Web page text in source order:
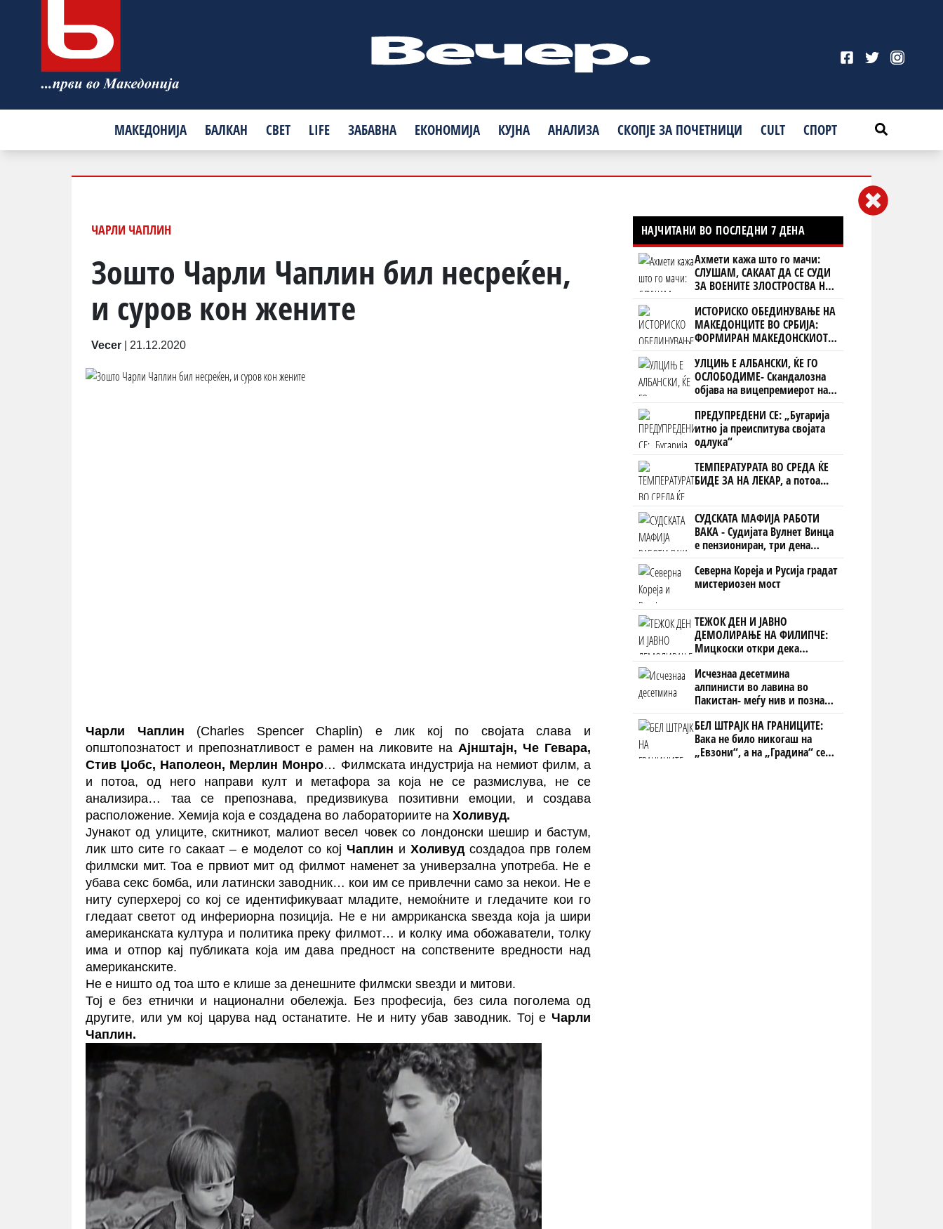
МАКЕДОНИЈА БАЛКАН СВЕТ LIFE ЗАБАВНА ЕКОНОМИЈА КУЈНА АНАЛИЗА СКОПЈЕ ЗА ПОЧЕТНИЦИ CULT СПОРТ
ЧАРЛИ ЧАПЛИН
Зошто Чарли Чаплин бил несреќен,
и суров кон жените
Vecer 21.12.2020
Чарли Чаплин (Charles Spencer Chaplin) е лик кој по својата слава и
општопознатост и препознатливост е рамен на ликовите на Ајнштајн, Че Гевара,
Стив Џобс, Наполеон, Мерлин Монро… Филмската индустрија на немиот филм, а
и потоа, од него направи култ и метафора за која не се размислува, не се
анализира… таа се препознава, предизвикува позитивни емоции, и создава
расположение. Хемија која е создадена во лабораториите на Холивуд.
Јунакот од улиците, скитникот, малиот весел човек со лондонски шешир и бастум,
лик што сите го сакаат – е моделот со кој Чаплин и Холивуд создадоа прв голем
филмски мит. Тоа е првиот мит од филмот наменет за универзална употреба. Не е
убава секс бомба, или латински заводник… кои им се привлечни само за некои. Не е
ниту суперхерој со кој се идентификуваат младите, немоќните и гледачите кои го
гледаат светот од инфериорна позиција. Не е ни амрриканска ѕвезда која ја шири
американската култура и политика преку филмот… и колку има обожаватели, толку
има и отпор кај публиката која им дава предност на сопствените вредности над
американските.
Не е ништо од тоа што е клише за денешните филмски ѕвезди и митови.
Тој е без етнички и национални обележја. Без професија, без сила поголема од
другите, или ум кој царува над останатите. Не и ниту убав заводник. Тој е Чарли
Чаплин.
НАЈЧИТАНИ ВО ПОСЛЕДНИ 7 ДЕНА
Ахмети кажа што го мачи:
СЛУШАМ, САКААТ ДА СЕ СУДИ
ЗА ВОЕНИТЕ ЗЛОСТРОСТВА НА
УЧК...
ИСТОРИСКО ОБЕДИНУВАЊЕ НА
МАКЕДОНЦИТЕ ВО СРБИЈА:
ФОРМИРАН МАКЕДОНСКИОТ
НАЦИОНАЛЕН СОЈУЗ
УЛЦИЊ Е АЛБАНСКИ, ЌЕ ГО
ОСЛОБОДИМЕ- Скандалозна
објава на вицепремиерот на
Црна Гора
ПРЕДУПРЕДЕНИ СЕ: „Бугарија
итно ја преиспитува својата
одлука“
ТЕМПЕРАТУРАТА ВО СРЕДА ЌЕ
БИДЕ ЗА НА ЛЕКАР, а потоа...
СУДСКАТА МАФИЈА РАБОТИ
ВАКА - Судијата Вулнет Винца
е пензиониран, три дена
откако му го врати пасошот
на бизнисменот Марковски
Северна Кореја и Русија градат
мистериозен мост
ТЕЖОК ДЕН И ЈАВНО
ДЕМОЛИРАЊЕ НА ФИЛИПЧЕ:
Мицкоски откри дека
човекот појма нема од
ништо, освен за кеш
Исчезнаа десетмина
алпинисти во лавина во
Пакистан- меѓу нив и познат
Непалец
БЕЛ ШТРАЈК НА ГРАНИЦИТЕ:
Вака не било никогаш на
„Евзони“, а на „Градина“ се